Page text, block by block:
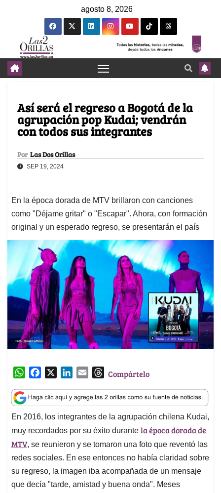
agosto 8, 2026
Así será el regreso a Bogotá de la
agrupación pop Kudai; vendrán
con todos sus integrantes
Por Las Dos Orillas
SEP 19, 2024
En la época dorada de MTV brillaron con canciones
como "Déjame gritar" o "Escapar". Ahora, con formación
original y un esperado regreso, se presentarán el país
W
a
t
s
A
p
p
c
e
b
o
o
k
n
k
e
d
I
n
a
i
l
T
r
e
a
d
s
Compártelo
En 2016, los integrantes de la agrupación chilena Kudai,
muy recordados por su éxito durante la época dorada de
MTV, se reunieron y se tomaron una foto que reventó las
redes sociales. En ese entonces no había claridad sobre
su regreso, la imagen iba acompañada de un mensaje
que decía "tarde, amistad y buena onda". Meses